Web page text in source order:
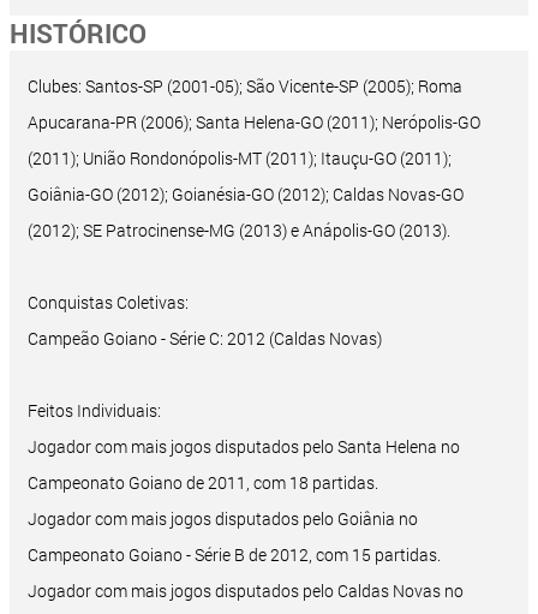
HISTÓRICO
Clubes: Santos-SP (2001-05); São Vicente-SP (2005); Roma
Apucarana-PR (2006); Santa Helena-GO (2011); Nerópolis-GO
(2011); União Rondonópolis-MT (2011); Itauçu-GO (2011);
Goiânia-GO (2012); Goianésia-GO (2012); Caldas Novas-GO
(2012); SE Patrocinense-MG (2013) e Anápolis-GO (2013).
Conquistas Coletivas:
Campeão Goiano - Série C: 2012 (Caldas Novas)
Feitos Individuais:
Jogador com mais jogos disputados pelo Santa Helena no
Campeonato Goiano de 2011, com 18 partidas.
Jogador com mais jogos disputados pelo Goiânia no
Campeonato Goiano - Série B de 2012, com 15 partidas.
Jogador com mais jogos disputados pelo Caldas Novas no